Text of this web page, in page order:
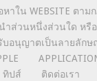
าใน WEBSITE ตาม
ำส่วนหนึ่งส่วนใด หรื
บอนุญาตเป็นลายลักษ
ทิปส์ ติดต่อเรา